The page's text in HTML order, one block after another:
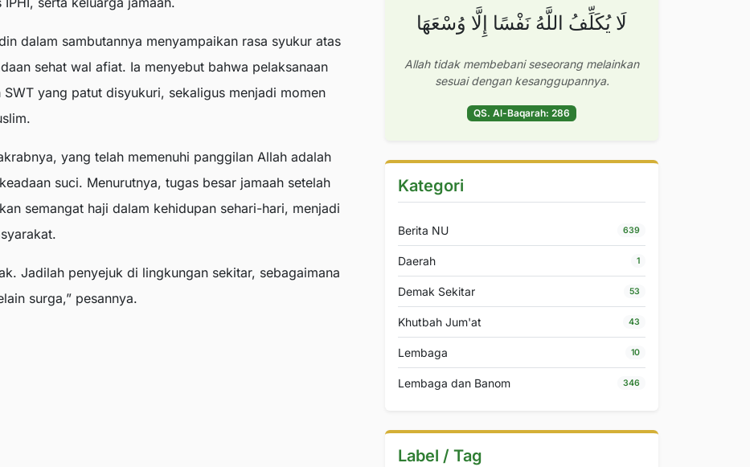
dalam sambutannya menyampaikan rasa syukur atas
sehat wal afiat. Ia menyebut bahwa pelaksanaan
yang patut disyukuri, sekaligus menjadi momen
yang telah memenuhi panggilan Allah adalah
suci. Menurutnya, tugas besar jamaah setelah
semangat haji dalam kehidupan sehari-hari, menjadi
Jadilah penyejuk di lingkungan sekitar, sebagaimana
surga,” pesannya.
لَا يُكَلِّفُ اللَّهُ نَفْسًا إِلَّا وُسْعَهَا
Allah tidak membebani seseorang melainkan
sesuai dengan kesanggupannya.
QS. Al-Baqarah: 286
Kategori
Berita NU 639
Daerah 1
Demak Sekitar 53
Khutbah Jum'at 43
Lembaga 10
Lembaga dan Banom 346
Label / Tag